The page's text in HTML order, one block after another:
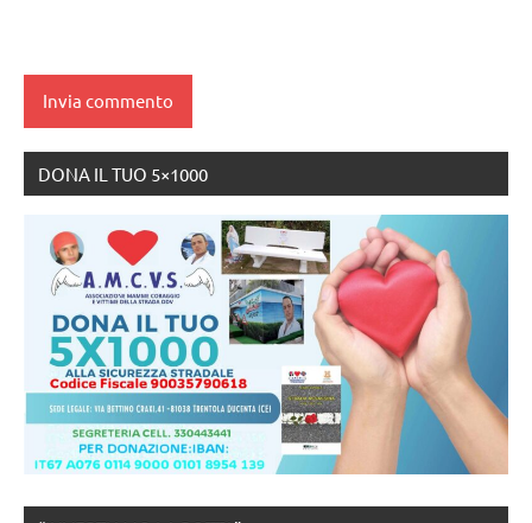
DONA IL TUO 5×1000